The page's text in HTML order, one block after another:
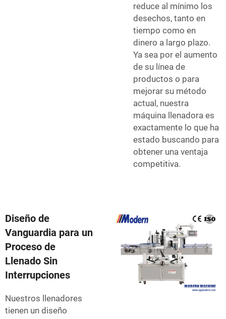
reduce al mínimo los
desechos, tanto en
tiempo como en
dinero a largo plazo.
Ya sea por el aumento
de su línea de
productos o para
mejorar su método
actual, nuestra
máquina llenadora es
exactamente lo que ha
estado buscando para
obtener una ventaja
competitiva.
Diseño de
Vanguardia para un
Proceso de
Llenado Sin
Interrupciones
Nuestros llenadores
tienen un diseño